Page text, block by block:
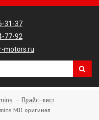
31-37
77-92
motors.ru
Прайс-лист
M11 оригинал